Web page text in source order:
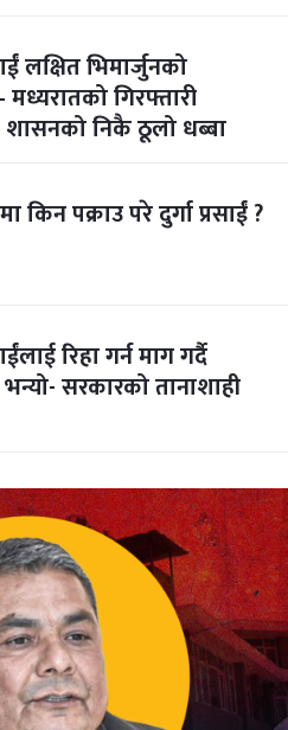
लक्षित भिमार्जुनको
मध्यरातको गिरफ्तारी
शासनको निकै ठूलो धब्बा
किन पक्राउ परे दुर्गा प्रसाईं ?
रिहा गर्न माग गर्दै
भन्यो- सरकारको तानाशाही